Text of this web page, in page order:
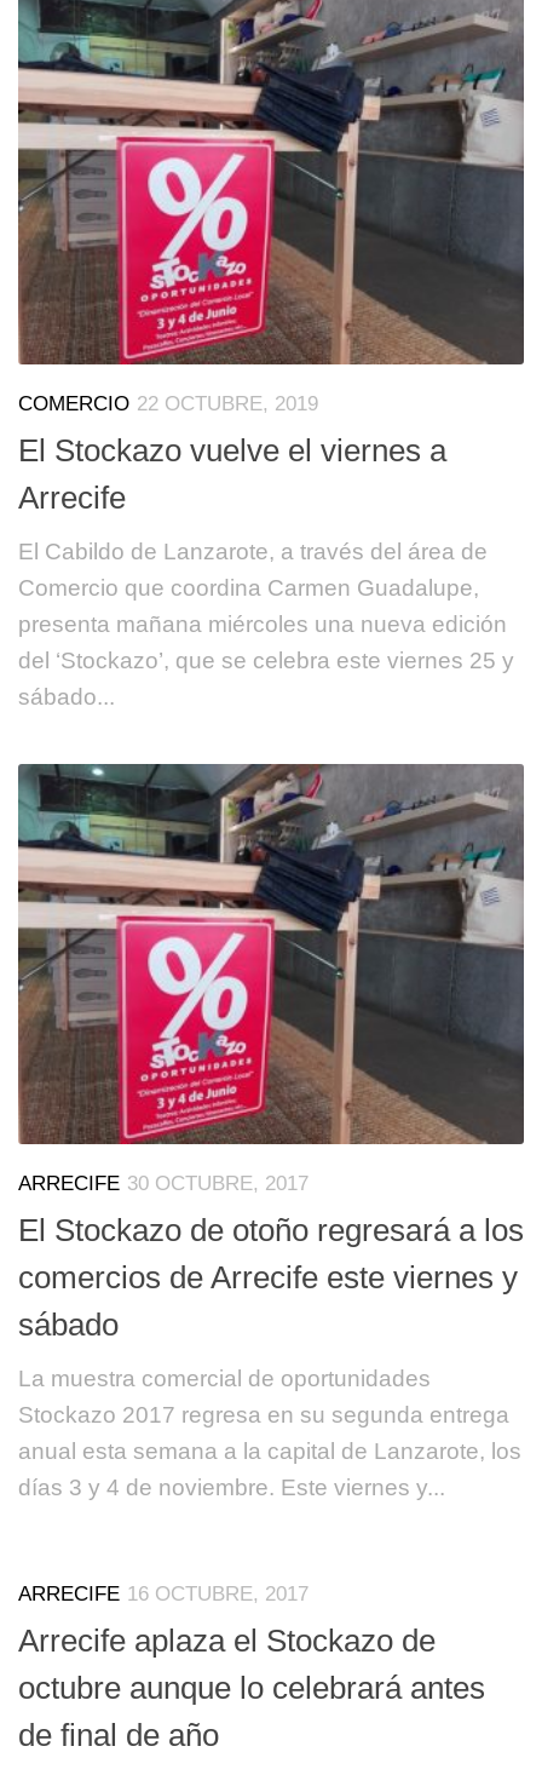
COMERCIO 22 OCTUBRE, 2019
El Stockazo vuelve el viernes a
Arrecife
El Cabildo de Lanzarote, a través del área de
Comercio que coordina Carmen Guadalupe,
presenta mañana miércoles una nueva edición
del ‘Stockazo’, que se celebra este viernes 25 y
sábado...
ARRECIFE 30 OCTUBRE, 2017
El Stockazo de otoño regresará a los
comercios de Arrecife este viernes y
sábado
La muestra comercial de oportunidades
Stockazo 2017 regresa en su segunda entrega
anual esta semana a la capital de Lanzarote, los
días 3 y 4 de noviembre. Este viernes y...
ARRECIFE 16 OCTUBRE, 2017
Arrecife aplaza el Stockazo de
octubre aunque lo celebrará antes
de final de año